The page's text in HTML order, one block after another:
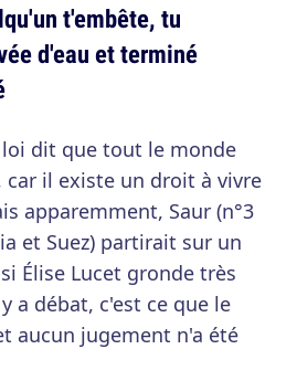
t'embête, tu
d'eau et terminé
dit que tout le monde
car il existe un droit à vivre
apparemment, Saur (n°3
et Suez) partirait sur un
Élise Lucet gronde très
a débat, c'est ce que le
aucun jugement n'a été